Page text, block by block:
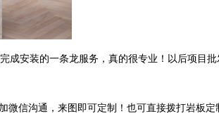
成安装的一条龙服务，真的很专业！以后项目
微信沟通，来图即可定制！也可直接拨打岩板定